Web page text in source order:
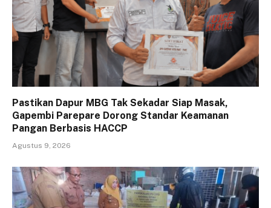
Pastikan Dapur MBG Tak Sekadar Siap Masak,
Gapembi Parepare Dorong Standar Keamanan
Pangan Berbasis HACCP
Agustus 9, 2026